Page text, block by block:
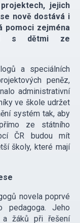
jejich
nově dostává i
pomoci zejména
s dětmi ze
a speciálních
peněz,
administrativní
ve škole udržet
systém tak, aby
ze státního
ČR budou mít
školy, které mají
novela poprvé
pedagoga. Jeho
a žáků při řešení